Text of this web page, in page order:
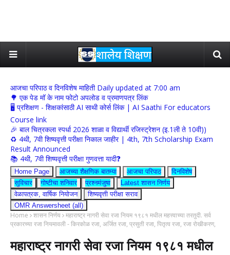
आजचा परिपाठ व दिनविशेष माहिती Daily updated at 7:00 am
🌳 एक पेड मॉ के नाम फोटो अपलोड व प्रमाणपत्र लिंक
🖥 प्रशिक्षण - शिक्षकांसाठी AI साथी कोर्स लिंक | AI Saathi For educators
Course link
🎉 बाल चित्रकला स्पर्धा 2026 शाळा व विद्यार्थी रजिस्ट्रेशन (इ.1ली ते 10वी))
♻️ 4थी, 7वी शिष्यवृत्ती परीक्षा निकाल जाहीर | 4th, 7th Scholarship Exam
Result Announced
📚 4थी, 7वी शिष्यवृत्ती परीक्षा गुणवत्ता यादी❓
Home Page आजच्या शैक्षणिक बातम्या आजचा परिपाठ
दिनविशेष
सुविचार
गोष्टीचा शनिवार प्रश्नमंजुषा
Latest शासन निर्णय
वेळापत्रक, वार्षिक नियोजन
शिष्यवृत्ती परीक्षा सराव
OMR Answersheet (all)
Home शासन निर्णय महाराष्ट्र नागरी सेवा रजा नियम १९८१ मधील महत्त्वाच्या तरतुदी. सर्व
प्रकारच्या रजा नियमावली - किरकोळ रजा, अर्जित रजा, प्रसुती रजा, पितृत्व रजा, रजा रोखीकरण,
महाराष्ट्र नागरी सेवा रजा नियम १९८१ मधील